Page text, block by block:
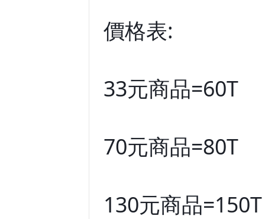
價格表:
33元商品=60T
70元商品=80T
130元商品=150T